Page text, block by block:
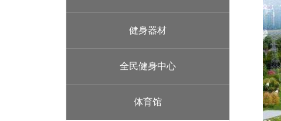
健身器材
全民健身中心
体育馆